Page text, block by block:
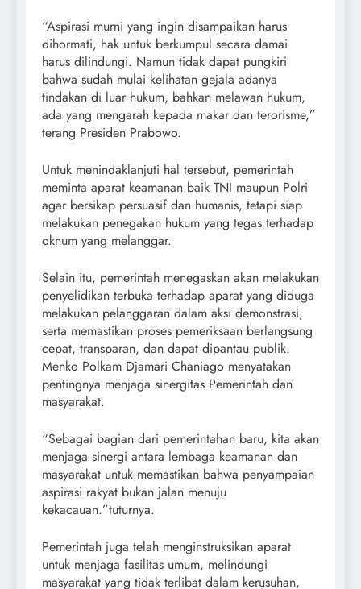
“Aspirasi murni yang ingin disampaikan harus
dihormati, hak untuk berkumpul secara damai
harus dilindungi. Namun tidak dapat pungkiri
bahwa sudah mulai kelihatan gejala adanya
tindakan di luar hukum, bahkan melawan hukum,
ada yang mengarah kepada makar dan terorisme,”
terang Presiden Prabowo.
Untuk menindaklanjuti hal tersebut, pemerintah
meminta aparat keamanan baik TNI maupun Polri
agar bersikap persuasif dan humanis, tetapi siap
melakukan penegakan hukum yang tegas terhadap
oknum yang melanggar.
Selain itu, pemerintah menegaskan akan melakukan
penyelidikan terbuka terhadap aparat yang diduga
melakukan pelanggaran dalam aksi demonstrasi,
serta memastikan proses pemeriksaan berlangsung
cepat, transparan, dan dapat dipantau publik.
Menko Polkam Djamari Chaniago menyatakan
pentingnya menjaga sinergitas Pemerintah dan
masyarakat.
“Sebagai bagian dari pemerintahan baru, kita akan
menjaga sinergi antara lembaga keamanan dan
masyarakat untuk memastikan bahwa penyampaian
aspirasi rakyat bukan jalan menuju
kekacauan.”tuturnya.
Pemerintah juga telah menginstruksikan aparat
untuk menjaga fasilitas umum, melindungi
masyarakat yang tidak terlibat dalam kerusuhan,